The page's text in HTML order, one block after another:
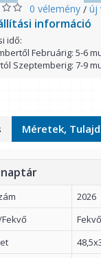
0 vélemény / új
információ
idő:
Februárig: 5-6
Szeptemberig: 7-9
Méretek,
2026
Fekvő